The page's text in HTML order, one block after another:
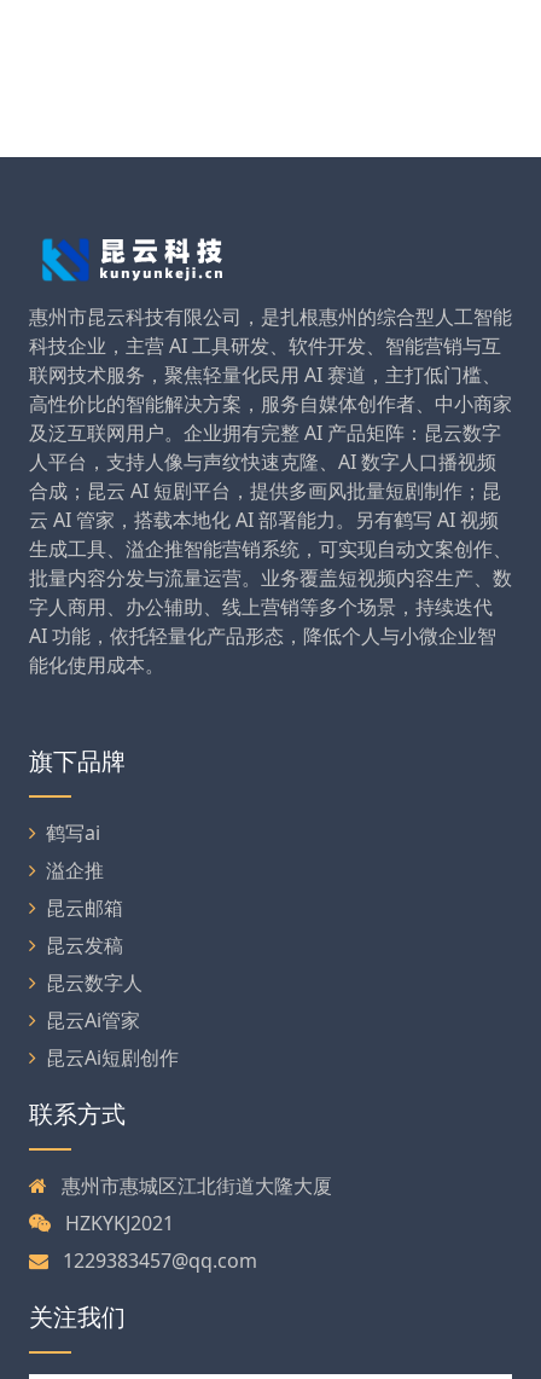
惠州市昆云科技有限公司，是扎根惠州的综合型人工智能
科技企业，主营 AI 工具研发、软件开发、智能营销与互
联网技术服务，聚焦轻量化民用 AI 赛道，主打低门槛、
高性价比的智能解决方案，服务自媒体创作者、中小商家
及泛互联网用户。企业拥有完整 AI 产品矩阵：昆云数字
人平台，支持人像与声纹快速克隆、AI 数字人口播视频
合成；昆云 AI 短剧平台，提供多画风批量短剧制作；昆
云 AI 管家，搭载本地化 AI 部署能力。另有鹤写 AI 视频
生成工具、溢企推智能营销系统，可实现自动文案创作、
批量内容分发与流量运营。业务覆盖短视频内容生产、数
字人商用、办公辅助、线上营销等多个场景，持续迭代
AI 功能，依托轻量化产品形态，降低个人与小微企业智
能化使用成本。
旗下品牌
鹤写ai
溢企推
昆云邮箱
昆云发稿
昆云数字人
昆云Ai管家
昆云Ai短剧创作
联系方式
惠州市惠城区江北街道大隆大厦
HZKYKJ2021
1229383457@qq.com
关注我们